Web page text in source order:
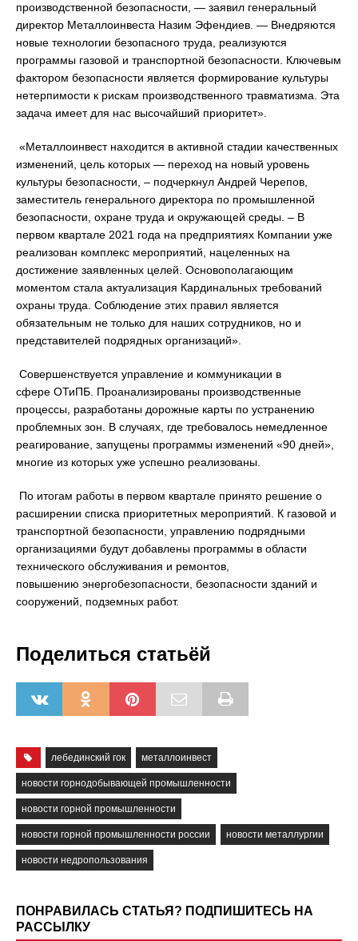
производственной безопасности, — заявил генеральный
директор Металлоинвеста Назим Эфендиев. — Внедряются
новые технологии безопасного труда, реализуются
программы газовой и транспортной безопасности. Ключевым
фактором безопасности является формирование культуры
нетерпимости к рискам производственного травматизма. Эта
задача имеет для нас высочайший приоритет».
«Металлоинвест находится в активной стадии качественных
изменений, цель которых — переход на новый уровень
культуры безопасности, – подчеркнул Андрей Черепов,
заместитель генерального директора по промышленной
безопасности, охране труда и окружающей среды. – В
первом квартале 2021 года на предприятиях Компании уже
реализован комплекс мероприятий, нацеленных на
достижение заявленных целей. Основополагающим
моментом стала актуализация Кардинальных требований
охраны труда. Соблюдение этих правил является
обязательным не только для наших сотрудников, но и
представителей подрядных организаций».
Совершенствуется управление и коммуникации в
сфере ОТиПБ. Проанализированы производственные
процессы, разработаны дорожные карты по устранению
проблемных зон. В случаях, где требовалось немедленное
реагирование, запущены программы изменений «90 дней»,
многие из которых уже успешно реализованы.
По итогам работы в первом квартале принято решение о
расширении списка приоритетных мероприятий. К газовой и
транспортной безопасности, управлению подрядными
организациями будут добавлены программы в области
технического обслуживания и ремонтов,
повышению энергобезопасности, безопасности зданий и
сооружений, подземных работ.
Поделиться статьёй
лебединский гок металлоинвест
новости горнодобывающей промышленности
новости горной промышленности
новости горной промышленности россии новости металлургии
новости недропользования
ПОНРАВИЛАСЬ СТАТЬЯ? ПОДПИШИТЕСЬ НА
РАССЫЛКУ